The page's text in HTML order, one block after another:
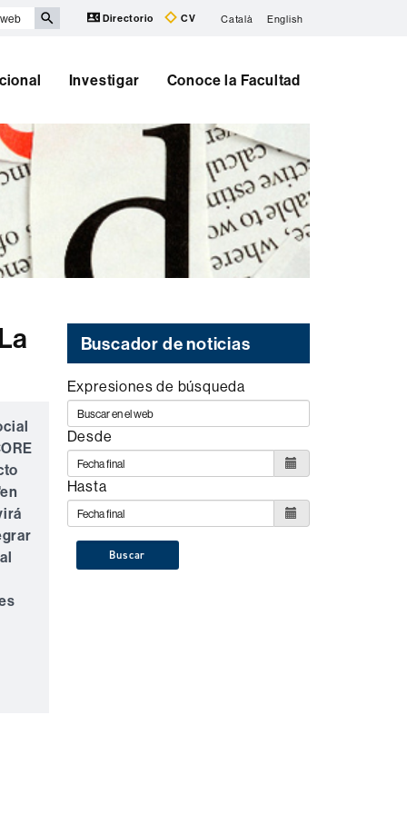
Directorio CV Català English
Investigar Conoce la Facultad
Buscador de noticias
Expresiones de búsqueda
Desde
Hasta
Buscar